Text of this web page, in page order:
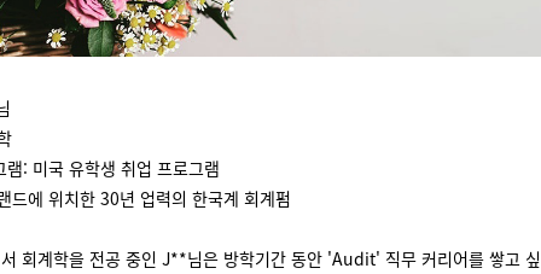
: 미국 유학생 취업 프로그램
에 위치한 30년 업력의 한국계 회계펌
회계학을 전공 중인 J**님은 방학기간 동안 'Audit' 직무 커리어를 쌓고